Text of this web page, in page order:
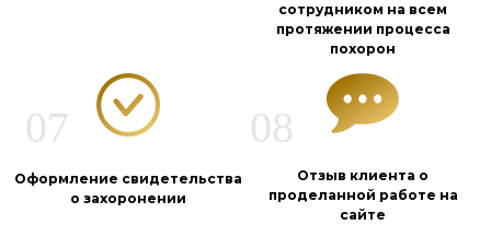
сотрудником на всем
протяжении процесса
похорон
Оформление свидетельства
о захоронении
Отзыв клиента о
проделанной работе на
сайте